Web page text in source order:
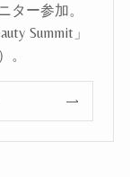
ター参加。
Summit」
。